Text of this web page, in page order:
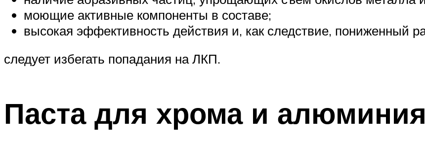
моющие активные компоненты в составе;
высокая эффективность действия и, как следствие, пониженный
следует избегать попадания на ЛКП.
Паста для хрома и